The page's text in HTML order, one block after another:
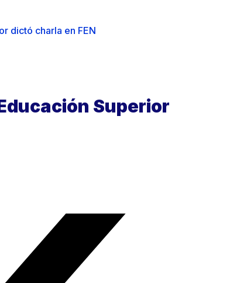
dictó charla en FEN
Superior